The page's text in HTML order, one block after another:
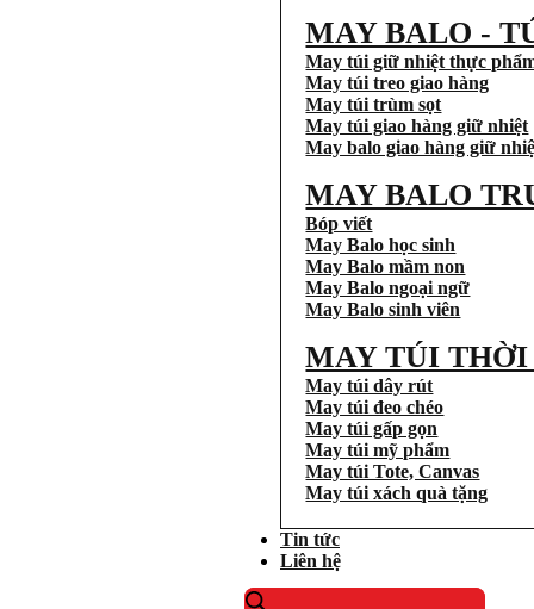
MAY BALO -
May túi giữ nhiệt thực
May túi treo giao hàng
May túi trùm sọt
May túi giao hàng giữ nhiệt
May balo giao hàng giữ
MAY BALO
Bóp viết
May Balo học sinh
May Balo mầm non
May Balo ngoại ngữ
May Balo sinh viên
MAY TÚI
May túi dây rút
May túi đeo chéo
May túi gấp gọn
May túi mỹ phẩm
May túi Tote, Canvas
May túi xách quà tặng
Tin tức
Liên hệ